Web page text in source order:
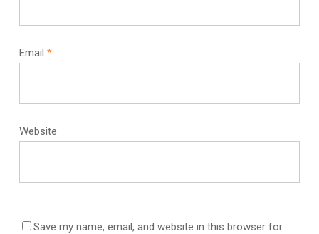
Email *
Website
Save my name, email, and website in this browser for